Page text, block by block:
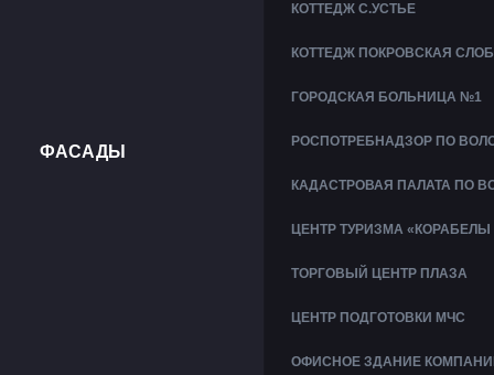
ФАСАДЫ
КОТТЕДЖ С.УСТЬЕ
КОТТЕДЖ ПОКРОВСКАЯ
ГОРОДСКАЯ БОЛЬНИЦА №1
РОСПОТРЕБНАДЗОР ПО
КАДАСТРОВАЯ ПАЛАТА ПО
ЦЕНТР ТУРИЗМА
ТОРГОВЫЙ ЦЕНТР ПЛАЗА
ЦЕНТР ПОДГОТОВКИ МЧС
ОФИСНОЕ ЗДАНИЕ